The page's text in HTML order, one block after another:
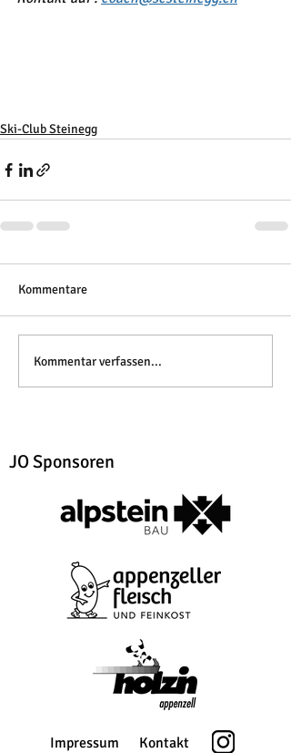
Ski-Club Steinegg
Kommentare
Kommentar verfassen...
JO Sponsoren
Impressum Kontakt